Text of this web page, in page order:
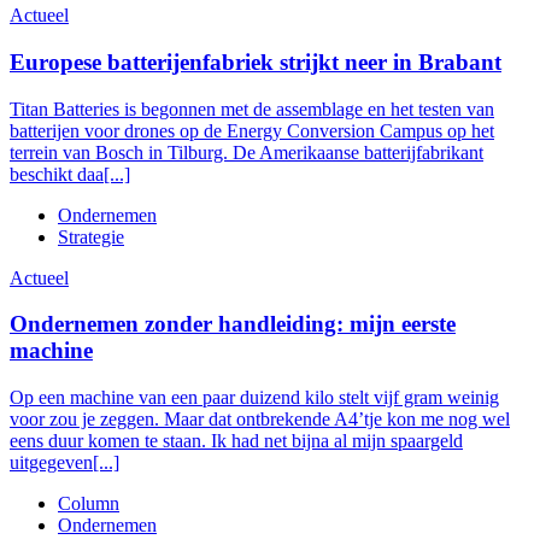
Actueel
Europese batterijenfabriek strijkt neer in Brabant
Titan Batteries is begonnen met de assemblage en het testen van
batterijen voor drones op de Energy Conversion Campus op het
terrein van Bosch in Tilburg. De Amerikaanse batterijfabrikant
beschikt daa[...]
Ondernemen
Strategie
Actueel
Ondernemen zonder handleiding: mijn eerste
machine
Op een machine van een paar duizend kilo stelt vijf gram weinig
voor zou je zeggen. Maar dat ontbrekende A4’tje kon me nog wel
eens duur komen te staan. Ik had net bijna al mijn spaargeld
uitgegeven[...]
Column
Ondernemen